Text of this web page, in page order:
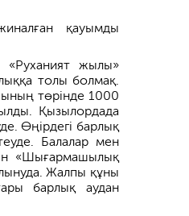
қауымды
«Руханият жылы»
толы болмақ.
төрінде 1000
Қызылордада
Өңірдегі барлық
Балалар мен
«Шығармашылық
Жалпы құны
барлық аудан